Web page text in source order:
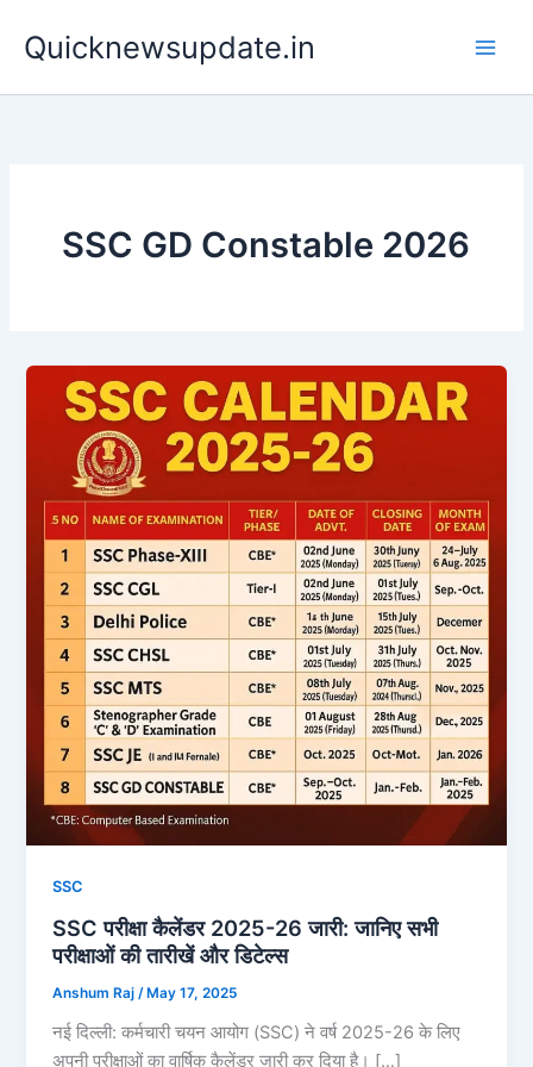
Quicknewsupdate.in
SSC GD Constable 2026
SSC
SSC परीक्षा कैलेंडर 2025-26 जारी: जानिए सभी
परीक्षाओं की तारीखें और डिटेल्स
Anshum Raj/ May 17, 2025
नई दिल्ली: कर्मचारी चयन आयोग (SSC) ने वर्ष 2025-26 के लिए
अपनी परीक्षाओं का वार्षिक कैलेंडर जारी कर दिया है। […]